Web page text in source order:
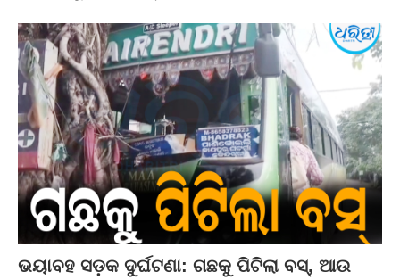
ଭୟାବହ ସଡ଼କ ଦୁର୍ଘଟଣା: ଗଛକୁ ପିଟିଲା ବସ୍‌, ଆଉ